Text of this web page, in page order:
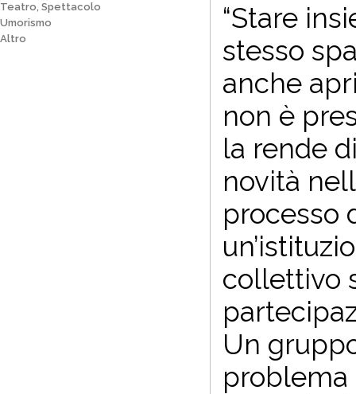
Teatro, Spettacolo
Umorismo
Altro
“Stare
stesso
anche
non è
la rende
novità
processo
collettivo
Un
problema